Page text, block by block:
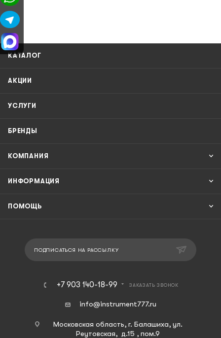
КАТАЛОГ
АКЦИИ
УСЛУГИ
БРЕНДЫ
КОМПАНИЯ
ИНФОРМАЦИЯ
ПОМОЩЬ
ПОДПИСАТЬСЯ НА РАССЫЛКУ
+7 903 140-18-99 ЗАКАЗАТЬ ЗВОНОК
info@instrument777.ru
Московская область, г. Балашиха, ул.
Реутовская, д.15 , пом.9